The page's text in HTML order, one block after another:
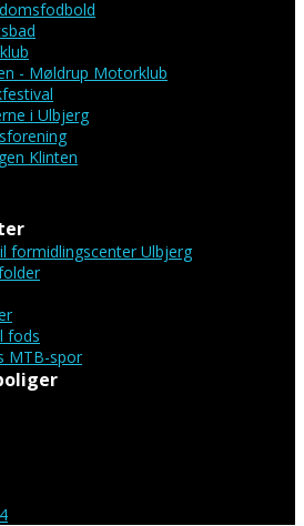
- Møldrup Motorklub
i Ulbjerg
Klinten
formidlingscenter Ulbjerg
fods
MTB-spor